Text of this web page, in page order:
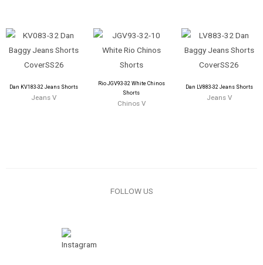
Dan KV183-32 Jeans Shorts
Jeans V
Rio JGV93-32 White Chinos
Shorts
Chinos V
Dan LV883-32 Jeans Shorts
Jeans V
FOLLOW US